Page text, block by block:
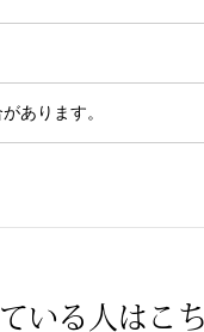
あります。
いる人は こ